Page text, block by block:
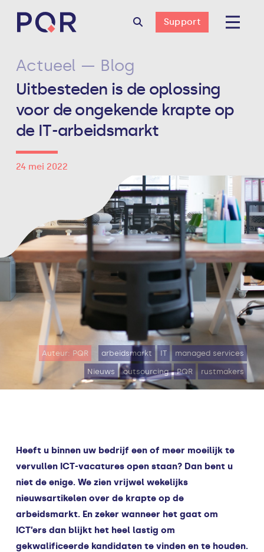
Support
Actueel — Blog
Uitbesteden is de oplossing
voor de ongekende krapte op
de IT-arbeidsmarkt
24 mei 2022
Auteur: PQR arbeidsmarkt IT managed services
Nieuws outsourcing PQR rustmakers
Heeft u binnen uw bedrijf een of meer moeilijk te
vervullen ICT-vacatures open staan? Dan bent u
niet de enige. We zien vrijwel wekelijks
nieuwsartikelen over de krapte op de
arbeidsmarkt. En zeker wanneer het gaat om
ICT’ers dan blijkt het heel lastig om
gekwalificeerde kandidaten te vinden en te houden.